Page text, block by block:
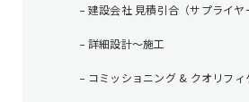
建設会社 見積引合（サプライヤ
詳細設計～施工
コミッショニング & クオリフィ